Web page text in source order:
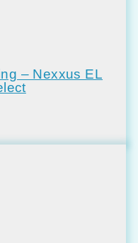
– Nexxus EL